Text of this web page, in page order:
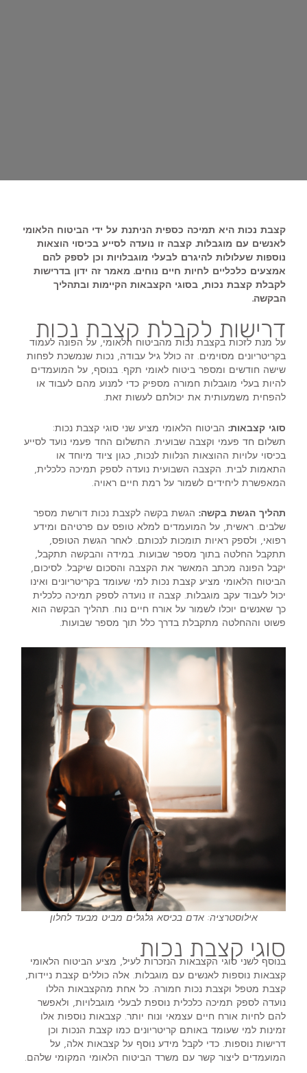
קצבת נכות היא תמיכה כספית הניתנת על ידי הביטוח הלאומי
לאנשים עם מוגבלות. קצבה זו נועדה לסייע בכיסוי הוצאות
נוספות שעלולות להיגרם לבעלי מוגבלויות וכן לספק להם
אמצעים כלכליים לחיות חיים נוחים. מאמר זה ידון בדרישות
לקבלת קצבת נכות, בסוגי הקצבאות הקיימות ובתהליך
הבקשה.
דרישות לקבלת קצבת נכות
על מנת לזכות בקצבת נכות מהביטוח הלאומי, על הפונה לעמוד
בקריטריונים מסוימים. זה כולל גיל עבודה, נכות שנמשכת לפחות
שישה חודשים ומספר ביטוח לאומי תקף. בנוסף, על המועמדים
להיות בעלי מוגבלות חמורה מספיק כדי למנוע מהם לעבוד או
להפחית משמעותית את יכולתם לעשות זאת.
סוגי קצבאות: הביטוח הלאומי מציע שני סוגי קצבת נכות:
תשלום חד פעמי וקצבה שבועית. התשלום החד פעמי נועד לסייע
בכיסוי עלויות ההוצאות הנלוות לנכות, כגון ציוד מיוחד או
התאמות לבית. הקצבה השבועית נועדה לספק תמיכה כלכלית,
המאפשרת ליחידים לשמור על רמת חיים ראויה.
תהליך הגשת בקשה: הגשת בקשה לקצבת נכות דורשת מספר
שלבים. ראשית, על המועמדים למלא טופס עם פרטיהם ומידע
רפואי, ולספק ראיות תומכות לנכותם. לאחר הגשת הטופס,
תתקבל החלטה בתוך מספר שבועות. במידה והבקשה תתקבל,
יקבל הפונה מכתב המאשר את הקצבה והסכום שיקבל. לסיכום,
הביטוח הלאומי מציע קצבת נכות למי שעומד בקריטריונים ואינו
יכול לעבוד עקב מוגבלות. קצבה זו נועדה לספק תמיכה כלכלית
כך שאנשים יוכלו לשמור על אורח חיים נוח. תהליך הבקשה הוא
פשוט וההחלטה מתקבלת בדרך כלל תוך מספר שבועות.
אילוסטרציה: אדם בכיסא גלגלים מביט מבעד לחלון
סוגי קצבת נכות
בנוסף לשני סוגי הקצבאות הנזכרות לעיל, מציע הביטוח הלאומי
קצבאות נוספות לאנשים עם מוגבלות. אלה כוללים קצבת ניידות,
קצבת מטפל וקצבת נכות חמורה. כל אחת מהקצבאות הללו
נועדה לספק תמיכה כלכלית נוספת לבעלי מוגבלויות, ולאפשר
להם לחיות אורח חיים עצמאי ונוח יותר. קצבאות נוספות אלו
זמינות למי שעומד באותם קריטריונים כמו קצבת הנכות וכן
דרישות נוספות. כדי לקבל מידע נוסף על קצבאות אלה, על
המועמדים ליצור קשר עם משרד הביטוח הלאומי המקומי שלהם.